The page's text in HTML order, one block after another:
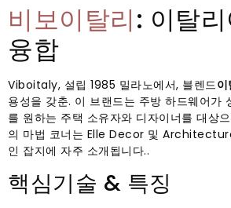
비보이탈리: 이탈
융합
Viboitaly, 설립 1985 밀라노에서, 블렌드
용성을 갖춘. 이 브랜드는 주방 하드웨어가
를 원하는 주택 소유자와 디자이너를 대상
의 마법 코너는 Elle Decor 및
인 잡지에 자주 소개됩니다..
핵심기술 & 특징